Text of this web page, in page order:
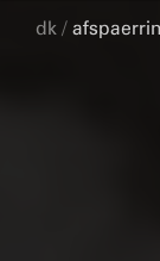
dk